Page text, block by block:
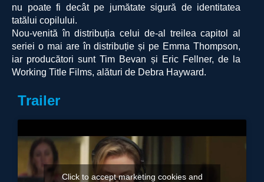
nu poate fi decât pe jumătate sigură de identitatea
tatălui copilului.
Nou-venită în distribuția celui de-al treilea capitol al
seriei o mai are în distribuție și pe Emma Thompson,
iar producători sunt Tim Bevan și Eric Fellner, de la
Working Title Films, alături de Debra Hayward.
Trailer
Click to accept marketing cookies and